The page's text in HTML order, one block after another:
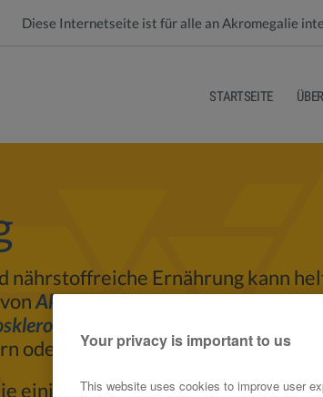
Diese Internetseite ist für alle an Akromegalie
STARTSEITE
nährstoffreiche Ernährung kann
vonAkromegalie
wie Herz-
oder zu kontrollieren.
einige Tipps zu einer guten
Your privacy is important to us
This website uses cookies to improve user